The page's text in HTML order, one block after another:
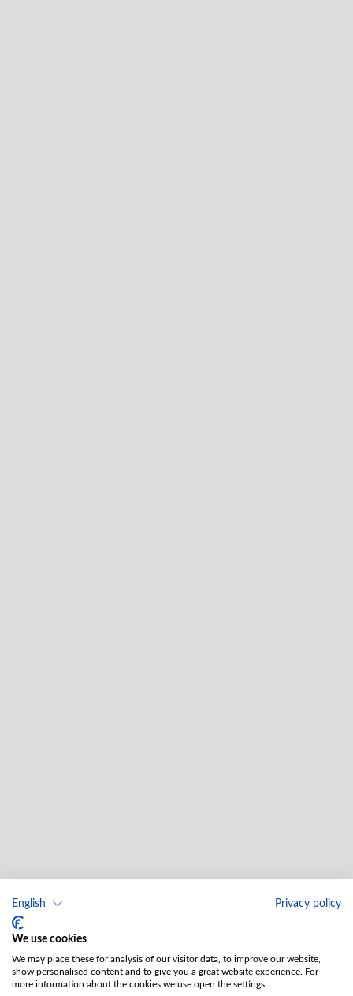
English Privacy policy
We use cookies
We may place these for analysis of our visitor data, to improve our website,
show personalised content and to give you a great website experience. For
more information about the cookies we use open the settings.